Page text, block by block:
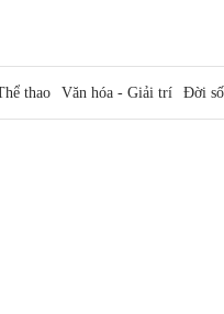
thao Văn hóa - Giải trí Đời